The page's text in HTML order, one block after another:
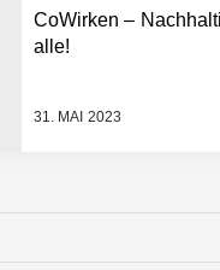
CoWirken –
alle!
31. MAI 2023